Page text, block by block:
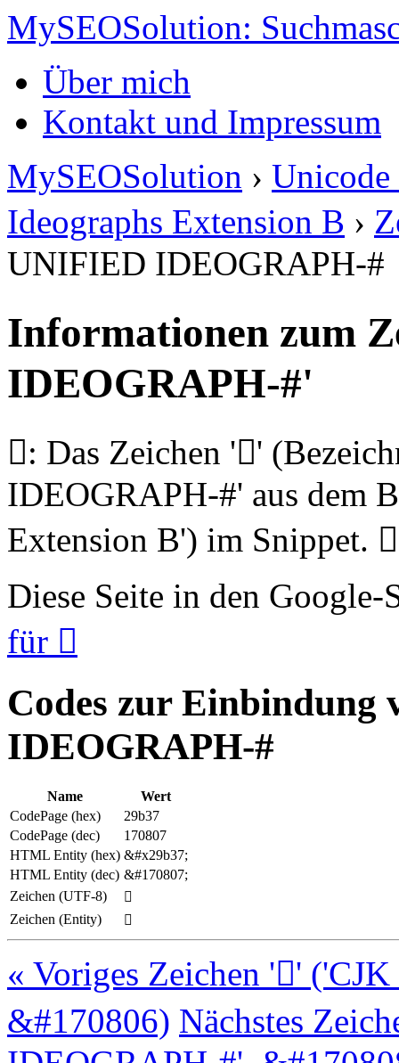
MySEOSolution:
Über mich
Kontakt und Impressum
MySEOSolution › Unicode
Ideographs Extension B ›
UNIFIED IDEOGRAPH-#
Informationen zum
IDEOGRAPH-#'
𩬷: Das Zeichen '𩬷'
IDEOGRAPH-#' aus dem
Extension B') im Snippet. 𩬷
Diese Seite in den Google-
für 𩬷
Codes zur
IDEOGRAPH-#
Name
Wert
CodePage (hex)
29b37
CodePage (dec)
170807
HTML Entity (hex) &#x29b37;
HTML Entity (dec) &#170807;
Zeichen (UTF-8)
𩬷
Zeichen (Entity)
𩬷
« Voriges Zeichen '𩬶'
&#170806) Nächstes